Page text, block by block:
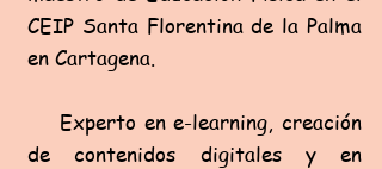
CEIP Santa Florentina de la Palma
en Cartagena.
Experto en e-learning, creación
de contenidos digitales y en